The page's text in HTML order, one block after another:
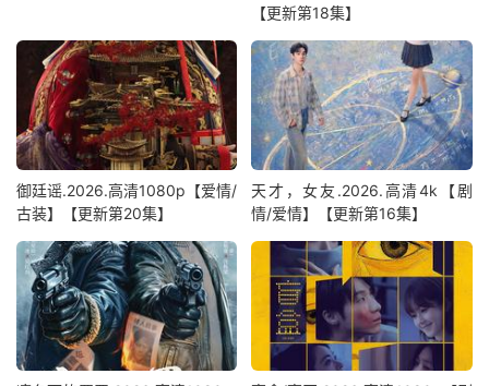
【更新第18集】
御廷谣.2026.高清1080p【爱情/
古装】【更新第20集】
天才，女友.2026.高清4k【剧
情/爱情】【更新第16集】